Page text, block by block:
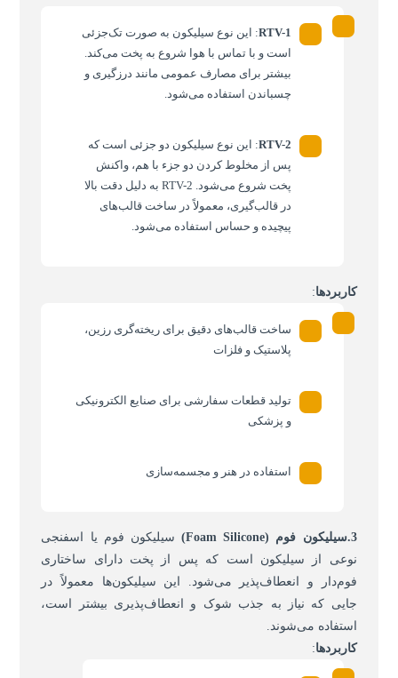
RTV-1: این نوع سیلیکون به صورت تک‌جزئی
است و با تماس با هوا شروع به پخت می‌کند.
بیشتر برای مصارف عمومی مانند درزگیری و
چسباندن استفاده می‌شود.
RTV-2: این نوع سیلیکون دو جزئی است که
پس از مخلوط کردن دو جزء با هم، واکنش
پخت شروع می‌شود. RTV-2 به دلیل دقت بالا
در قالب‌گیری، معمولاً در ساخت قالب‌های
پیچیده و حساس استفاده می‌شود.
کاربردها:
ساخت قالب‌های دقیق برای ریخته‌گری رزین،
پلاستیک و فلزات
تولید قطعات سفارشی برای صنایع الکترونیکی
و پزشکی
استفاده در هنر و مجسمه‌سازی
3.سیلیکون فوم (Foam Silicone)
سیلیکون فوم یا اسفنجی
نوعی از سیلیکون است که پس از پخت دارای ساختاری
فوم‌دار و انعطاف‌پذیر می‌شود. این سیلیکون‌ها معمولاً در
جایی که نیاز به جذب شوک و انعطاف‌پذیری بیشتر است،
استفاده می‌شوند.
کاربردها: